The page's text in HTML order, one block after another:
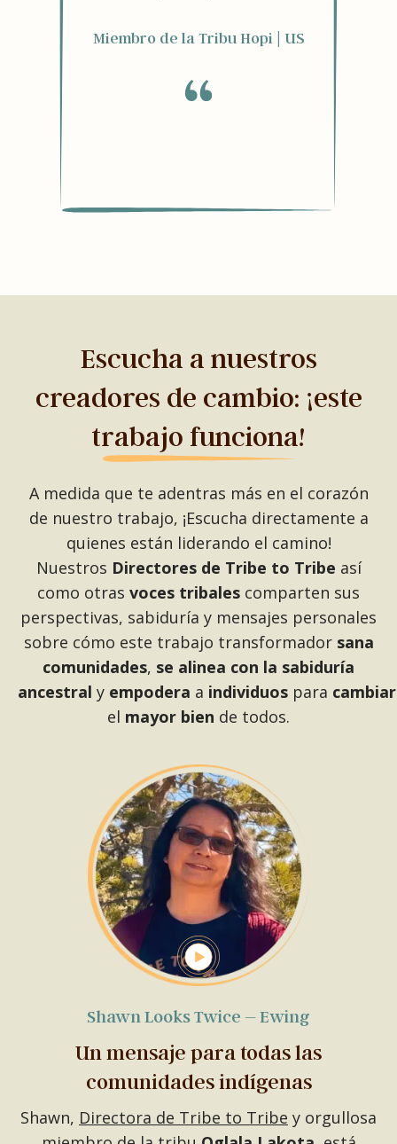
Miembro de la Tribu Hopi | US
Escucha a nuestros
creadores de cambio: ¡este
trabajo funciona!
A medida que te adentras más en el corazón
de nuestro trabajo, ¡Escucha directamente a
quienes están liderando el camino!
Nuestros Directores de Tribe to Tribe así
como otras voces tribales comparten sus
perspectivas, sabiduría y mensajes personales
sobre cómo este trabajo transformador sana
comunidades, se alinea con la sabiduría
ancestral y empodera a individuos para cambiar
el mayor bien de todos.
Shawn Looks Twice – Ewing
Un mensaje para todas las
comunidades indígenas
Shawn, Directora de Tribe to Tribe y orgullosa